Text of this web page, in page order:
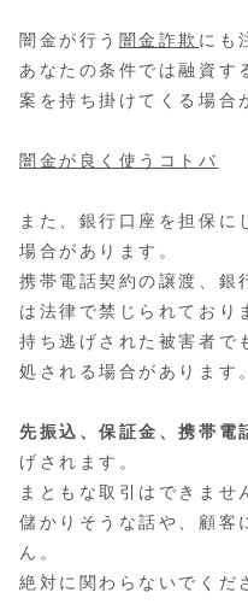
闇金が行う 闇金詐欺 にも
あなたの条件では融資
案を持ち掛けてくる場合
闇金が良く使うコトバ
また、銀行口座を担保に
場合があります。
携帯電話契約の譲渡、銀
は法律で禁じられており
持ち逃げされた被害者で
処される場合があります。
先振込、保証金、携帯電
げされます。
まともな取引はできませ
儲かりそうな話や、顧客
ん。
絶対に関わらないでくだ